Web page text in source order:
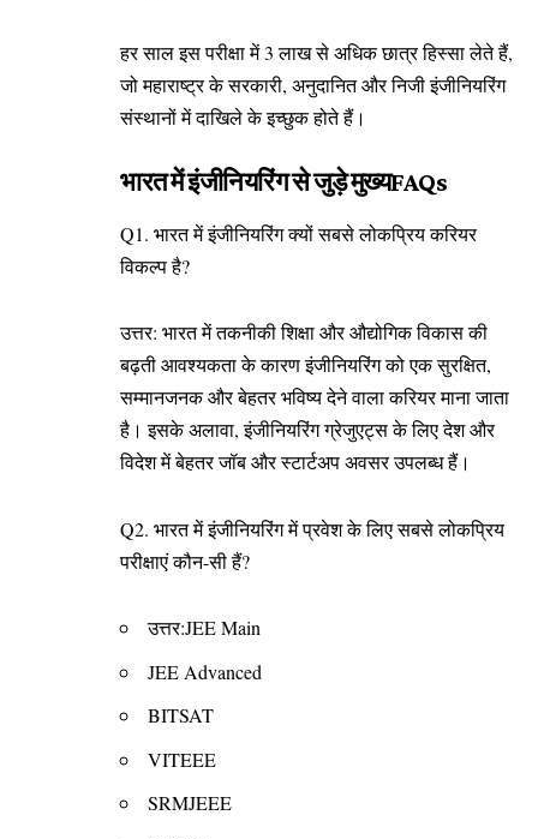
हर साल इस परीक्षा में 3 लाख से अधिक छात्र हिस्सा लेते हैं,
जो महाराष्ट्र के सरकारी, अनुदानित और निजी इंजीनियरिंग
संस्थानों में दाखिले के इच्छुक होते हैं।
भारत में इंजीनियरिंग से जुड़े मुख्यFAQs
Q1. भारत में इंजीनियरिंग क्यों सबसे लोकप्रिय करियर
विकल्प है?
उत्तर: भारत में तकनीकी शिक्षा और औद्योगिक विकास की
बढ़ती आवश्यकता के कारण इंजीनियरिंग को एक सुरक्षित,
सम्मानजनक और बेहतर भविष्य देने वाला करियर माना जाता
है। इसके अलावा, इंजीनियरिंग ग्रेजुएट्स के लिए देश और
विदेश में बेहतर जॉब और स्टार्टअप अवसर उपलब्ध हैं।
Q2. भारत में इंजीनियरिंग में प्रवेश के लिए सबसे लोकप्रिय
परीक्षाएं कौन-सी हैं?
उत्तर:JEE Main
JEE Advanced
BITSAT
VITEEE
SRMJEEE